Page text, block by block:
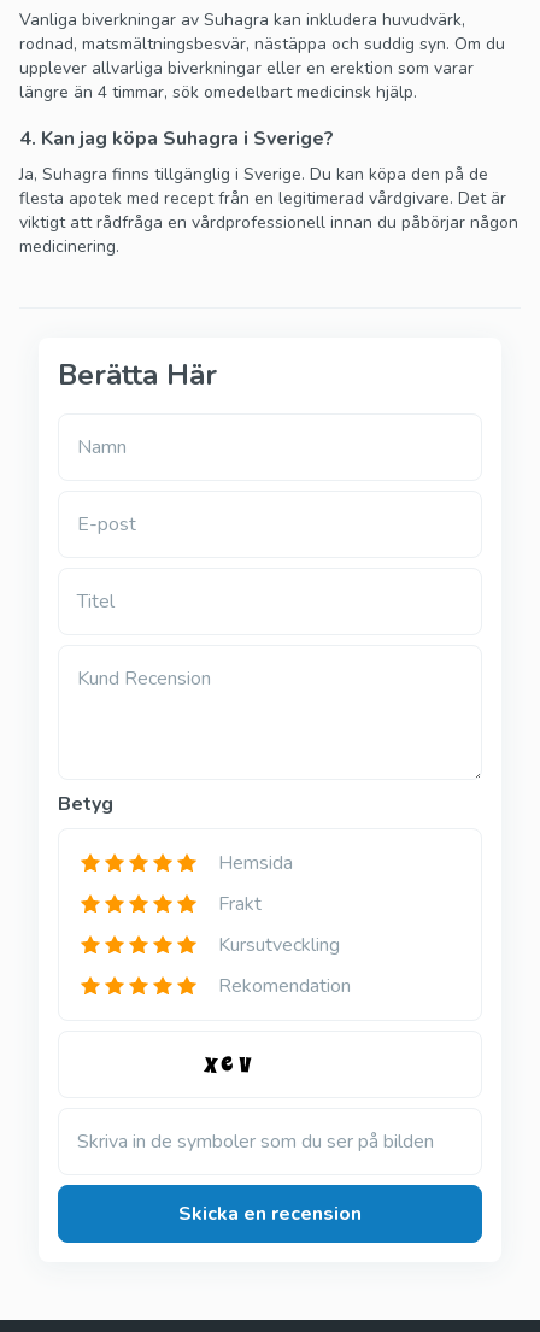
Vanliga biverkningar av Suhagra kan inkludera huvudvärk,
rodnad, matsmältningsbesvär, nästäppa och suddig syn. Om du
upplever allvarliga biverkningar eller en erektion som varar
längre än 4 timmar, sök omedelbart medicinsk hjälp.
4. Kan jag köpa Suhagra i Sverige?
Ja, Suhagra finns tillgänglig i Sverige. Du kan köpa den på de
flesta apotek med recept från en legitimerad vårdgivare. Det är
viktigt att rådfråga en vårdprofessionell innan du påbörjar någon
medicinering.
Berätta Här
Namn
E-post
Titel
Kund Recension
Betyg
Hemsida
Frakt
Kursutveckling
Rekomendation
Skriva in de symboler som du ser på bilden
Skicka en recension